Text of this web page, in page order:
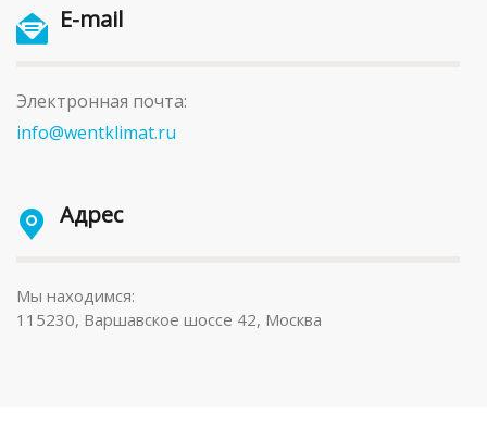
E-mail
Электронная почта:
info@wentklimat.ru
Адрес
Мы находимся:
115230, Варшавское шоссе 42, Москва